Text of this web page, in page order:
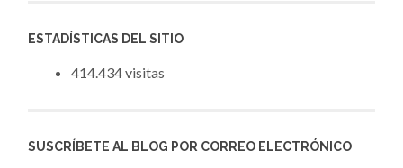
ESTADÍSTICAS DEL SITIO
414.434 visitas
SUSCRÍBETE AL BLOG POR CORREO ELECTRÓNICO